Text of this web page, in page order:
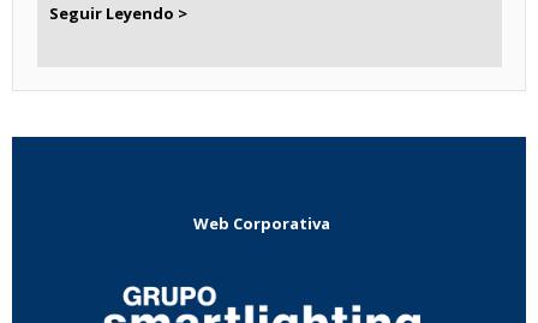
Seguir Leyendo >
Web Corporativa